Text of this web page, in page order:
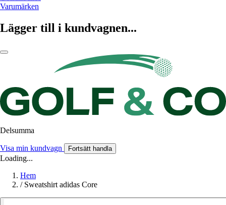
Varumärken
Lägger till i kundvagnen...
Delsumma
Visa min kundvagn Fortsätt handla
Loading...
Hem
/ Sweatshirt adidas Core